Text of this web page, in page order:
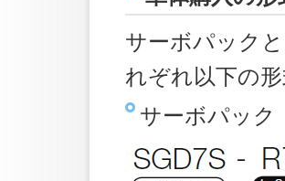
サーボパック
れぞれ以下の
サーボパック